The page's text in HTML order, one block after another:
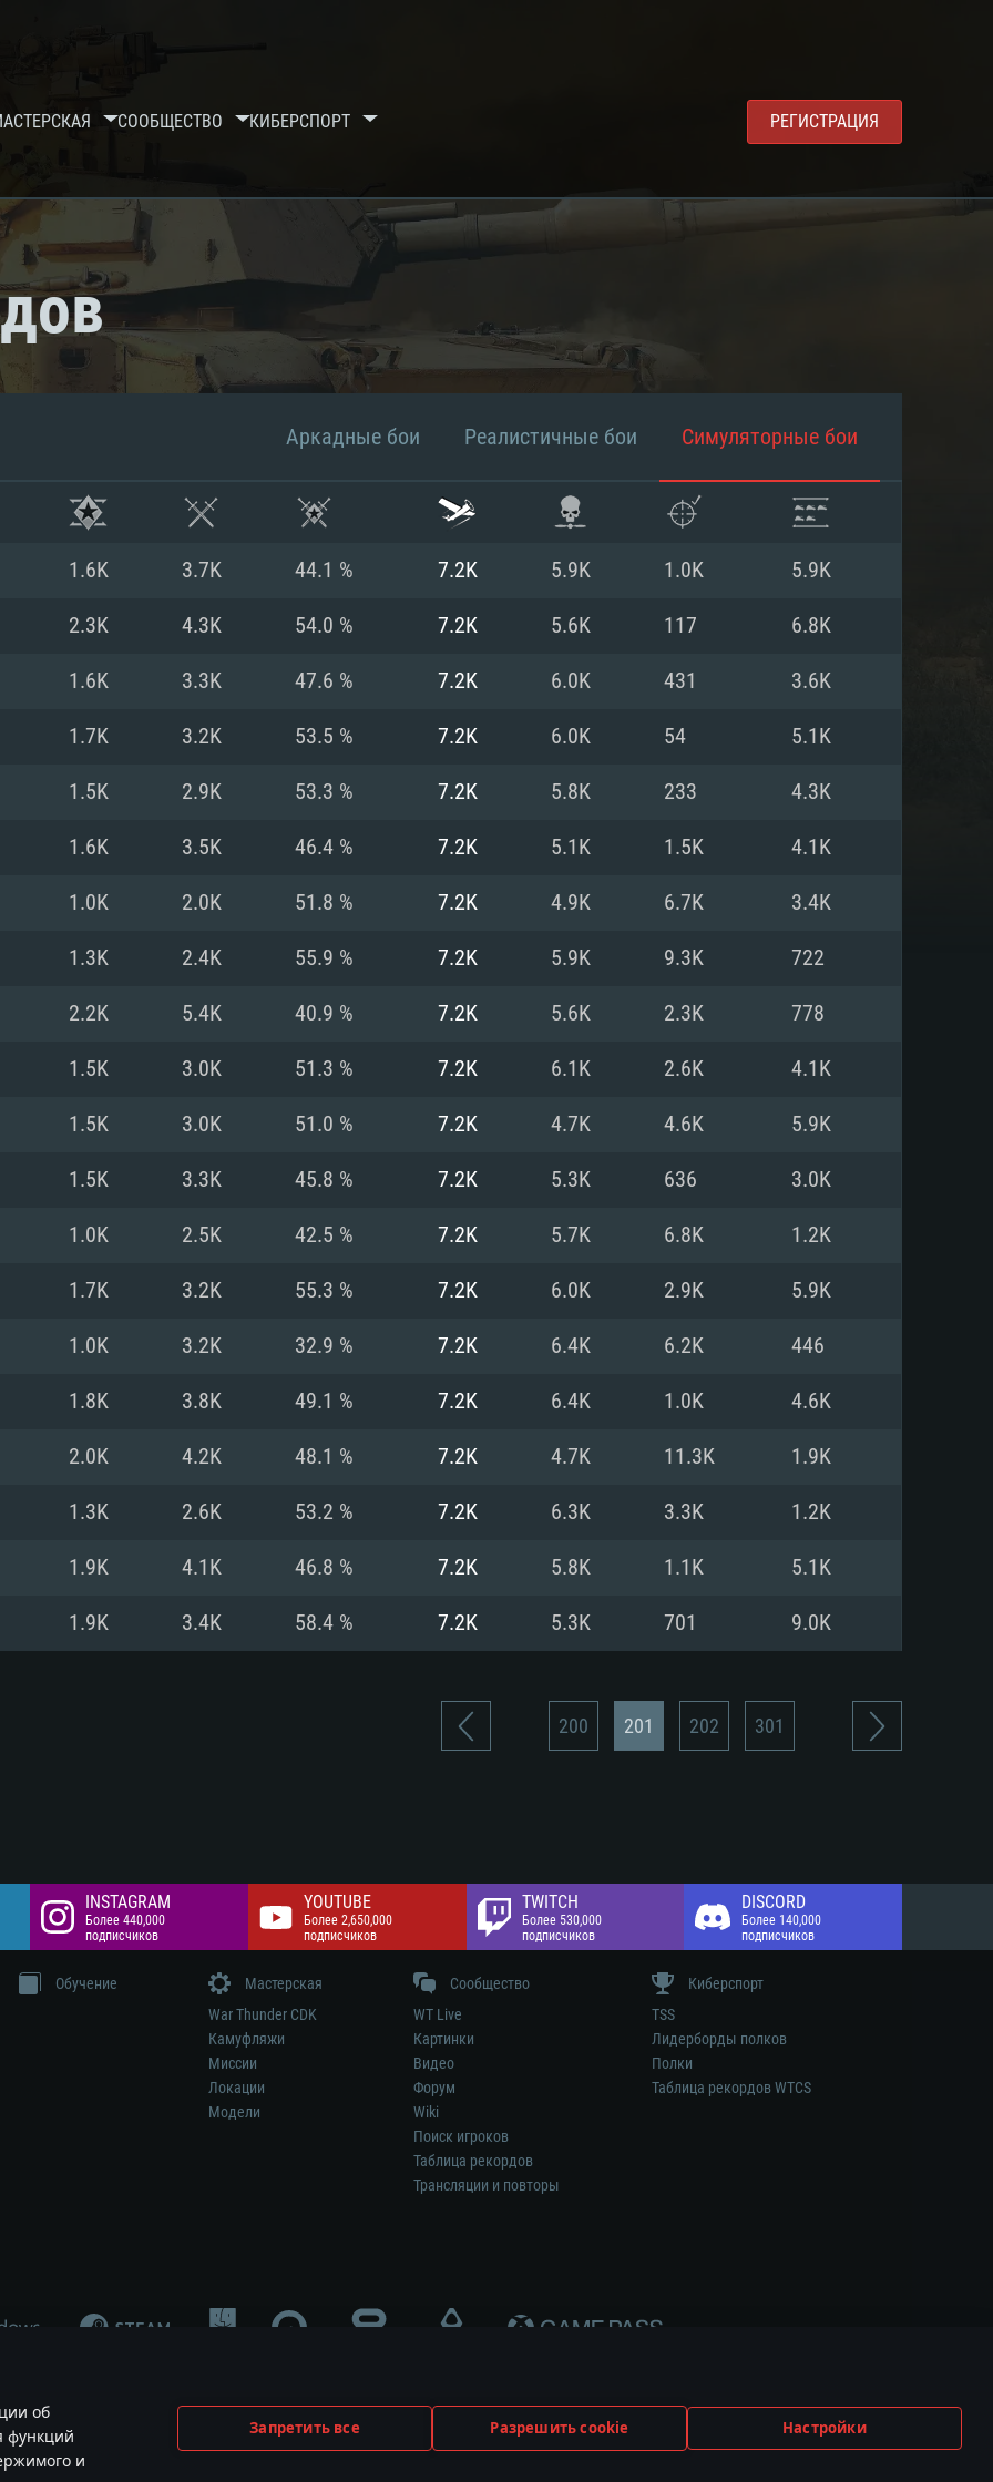
об
функций
и
Запретить все Разрешить cookie Настройки
СООБЩЕСТВО КИБЕРСПОРТ РЕГИСТРАЦИЯ
ТРЕБОВАНИЯ
GTX 660.
разрешение –
к
Рекомендуемые
выше
Оперативная память: 16 ГБ
Видеокарта с поддержкой DirectX 11 и выше:
Nvidia GeForce 1060 и выше, Radeon RX 570 и
Интернету
Место на жестком диске: 75.9 Гб
Big Sur 11.0
или
Nvidia для Mac
Рекомендуемые
поддерживается)
Оперативная память: 8 Гб
Видеокарта: Radeon Vega II и выше с
поддержкой Metal
Место на жестком диске: 75.9 Гб
со свежими
старее 6
разрешение -
Рекомендуемые
проприетарными драйверами (не старее 6
месяцев) / Radeon RX 570 со свежими
месяцев) с поддержкой Vulkan
Место на жестком диске: 75.9 Гб
Аркадные бои Реалистичные бои Симуляторные бои
1.6K 3.7K 44.1 % 7.2K 5.9K 1.0K 5.9K
2.3K 4.3K 54.0 % 7.2K 5.6K 117 6.8K
1.6K 3.3K 47.6 % 7.2K 6.0K 431 3.6K
1.7K 3.2K 53.5 % 7.2K 6.0K 54 5.1K
1.5K 2.9K 53.3 % 7.2K 5.8K 233 4.3K
1.6K 3.5K 46.4 % 7.2K 5.1K 1.5K 4.1K
1.0K 2.0K 51.8 % 7.2K 4.9K 6.7K 3.4K
1.3K 2.4K 55.9 % 7.2K 5.9K 9.3K 722
2.2K 5.4K 40.9 % 7.2K 5.6K 2.3K 778
1.5K 3.0K 51.3 % 7.2K 6.1K 2.6K 4.1K
1.5K 3.0K 51.0 % 7.2K 4.7K 4.6K 5.9K
1.5K 3.3K 45.8 % 7.2K 5.3K 636 3.0K
1.0K 2.5K 42.5 % 7.2K 5.7K 6.8K 1.2K
1.7K 3.2K 55.3 % 7.2K 6.0K 2.9K 5.9K
1.0K 3.2K 32.9 % 7.2K 6.4K 6.2K 446
1.8K 3.8K 49.1 % 7.2K 6.4K 1.0K 4.6K
2.0K 4.2K 48.1 % 7.2K 4.7K 11.3K 1.9K
1.3K 2.6K 53.2 % 7.2K 6.3K 3.3K 1.2K
1.9K 4.1K 46.8 % 7.2K 5.8K 1.1K 5.1K
1.9K 3.4K 58.4 % 7.2K 5.3K 701 9.0K
200 201 202 301
INSTAGRAM
Более 440,000
подписчиков
YOUTUBE
Более 2,650,000
подписчиков
TWITCH
Более 530,000
подписчиков
DISCORD
Более 140,000
подписчиков
Обучение
Мастерская
War Thunder CDK
Камуфляжи
Миссии
Локации
Модели
Сообщество
WT Live
Картинки
Видео
Форум
Wiki
Поиск игроков
Таблица рекордов
Трансляции и повторы
Киберспорт
TSS
Лидерборды полков
Полки
Таблица рекордов WTCS
отношения к этой игре и не является её спонсором либо рекламодателем.
и логотипы принадлежат их соответствующим правообладателям.